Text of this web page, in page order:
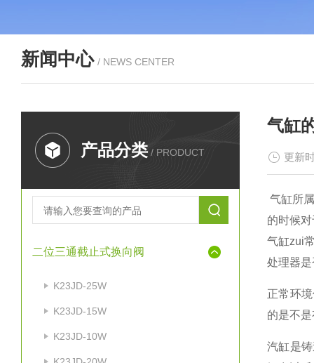
新闻中心 / NEWS CENTER
产品分类 / PRODUCT
二位三通截止式换向阀
K23JD-25W
K23JD-15W
K23JD-10W
气缸
更新
气缸所
的时候
气缸zui
处理器
正常环
的是不
汽缸是